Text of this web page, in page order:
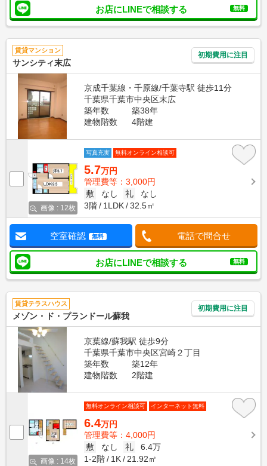
お店にLINEで相談する 無料
賃貸マンション
サンシティ末広
初期費用に注目
京成千葉線・千原線/千葉寺駅 徒歩11分
千葉県千葉市中央区末広
築年数
築38年
建物階数
4階建
画像 : 12枚
写真充実 無料オンライン相談可
5.7万円
管理費等：3,000円
敷
なし 礼
なし
3階
1LDK 32.5㎡
空室確認 無料 電話で問合せ
お店にLINEで相談する 無料
賃貸テラスハウス
メゾン・ド・プランドール蘇我
初期費用に注目
京葉線/蘇我駅 徒歩9分
千葉県千葉市中央区宮崎２丁目
築年数
築12年
建物階数
2階建
画像 : 14枚
無料オンライン相談可 インターネット無料
6.4万円
管理費等：4,000円
敷
なし 礼
6.4万
1-2階
1K 21.92㎡